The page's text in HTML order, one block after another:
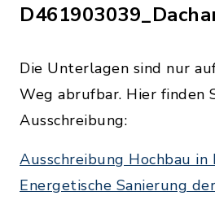
Die Unterlagen sind nur
Weg abrufbar. Hier finden
Ausschreibung:
Ausschreibung Hochbau in
Energetische Sanierung